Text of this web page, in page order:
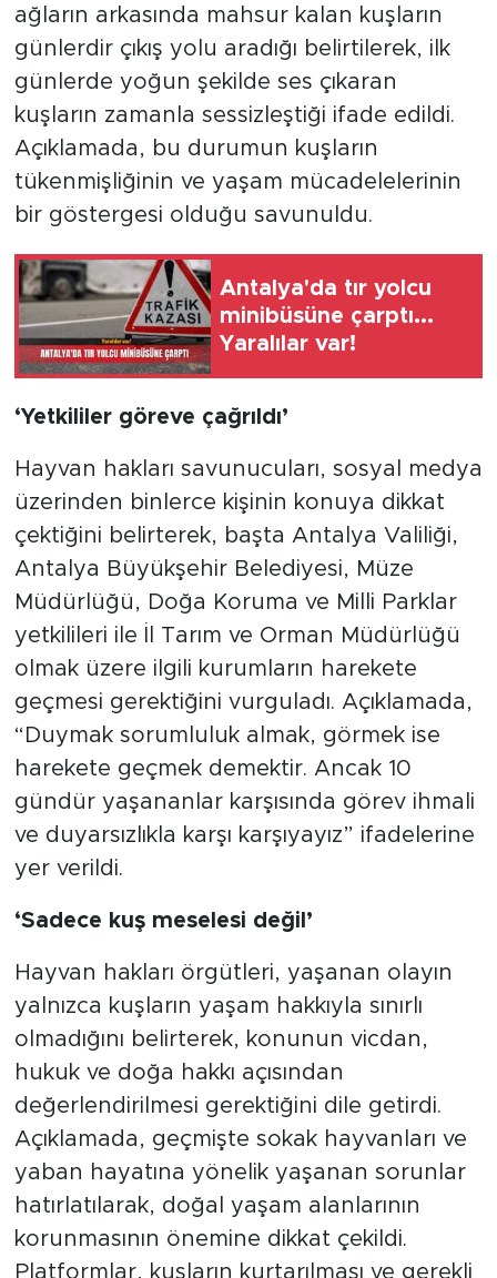
ağların arkasında mahsur kalan kuşların
günlerdir çıkış yolu aradığı belirtilerek, ilk
günlerde yoğun şekilde ses çıkaran
kuşların zamanla sessizleştiği ifade edildi.
Açıklamada, bu durumun kuşların
tükenmişliğinin ve yaşam mücadelelerinin
bir göstergesi olduğu savunuldu.
Antalya'da tır yolcu
minibüsüne çarptı...
Yaralılar var!
‘Yetkililer göreve çağrıldı’
Hayvan hakları savunucuları, sosyal medya
üzerinden binlerce kişinin konuya dikkat
çektiğini belirterek, başta Antalya Valiliği,
Antalya Büyükşehir Belediyesi, Müze
Müdürlüğü, Doğa Koruma ve Milli Parklar
yetkilileri ile İl Tarım ve Orman Müdürlüğü
olmak üzere ilgili kurumların harekete
geçmesi gerektiğini vurguladı. Açıklamada,
“Duymak sorumluluk almak, görmek ise
harekete geçmek demektir. Ancak 10
gündür yaşananlar karşısında görev ihmali
ve duyarsızlıkla karşı karşıyayız” ifadelerine
yer verildi.
‘Sadece kuş meselesi değil’
Hayvan hakları örgütleri, yaşanan olayın
yalnızca kuşların yaşam hakkıyla sınırlı
olmadığını belirterek, konunun vicdan,
hukuk ve doğa hakkı açısından
değerlendirilmesi gerektiğini dile getirdi.
Açıklamada, geçmişte sokak hayvanları ve
yaban hayatına yönelik yaşanan sorunlar
hatırlatılarak, doğal yaşam alanlarının
korunmasının önemine dikkat çekildi.
Platformlar, kuşların kurtarılması ve gerekli